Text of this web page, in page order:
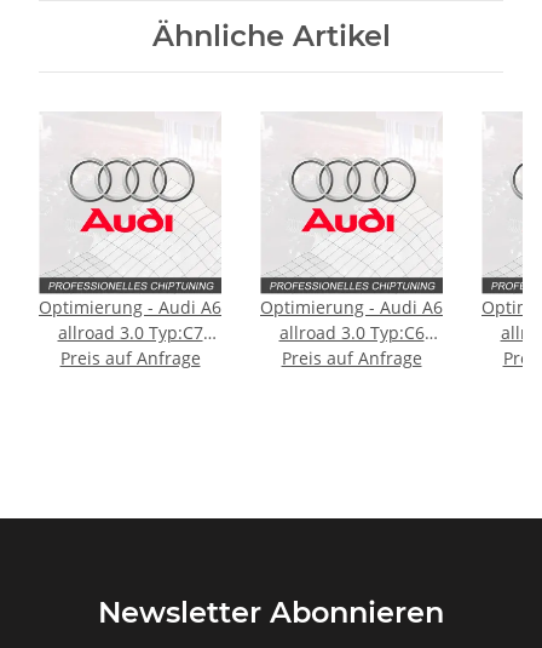
Ähnliche Artikel
Optimierung - Audi A6
allroad 3.0 Typ:C7
[Facelift] 245PS
Preis auf Anfrage
Optimierung - Audi A6
allroad 3.0 Typ:C6
[Facelift] 290PS
Preis auf Anfrage
Newsletter Abonnieren